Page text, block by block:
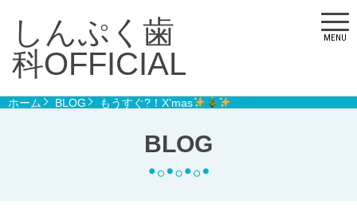
しんぷく歯
科OFFICIAL
MENU
BLOG
ホーム BLOG もうすぐ?！X’mas